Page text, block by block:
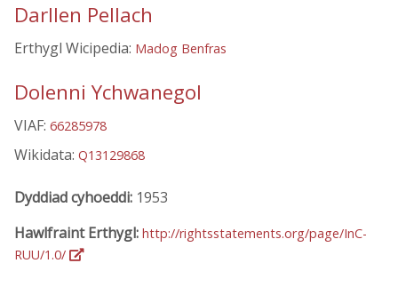
Darllen Pellach
Erthygl Wicipedia: Madog Benfras
Dolenni Ychwanegol
VIAF: 66285978
Wikidata: Q13129868
Dyddiad cyhoeddi: 1953
Hawlfraint Erthygl: http://rightsstatements.org/page/InC-
RUU/1.0/